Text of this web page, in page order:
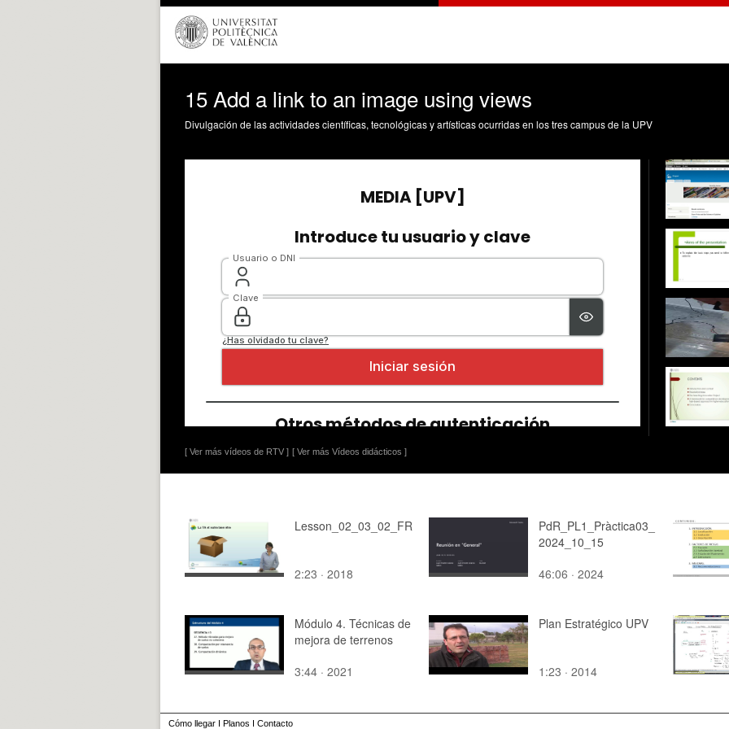
15 Add a link to an image using views
Divulgación de las actividades científicas, tecnológicas y artísticas ocurridas en los tres campus de la UPV
[ Ver más vídeos de RTV ] [ Ver más Vídeos didácticos ]
Lesson_02_03_02_FR
2:23 · 2018
PdR_PL1_Pràctica03_
2024_10_15
46:06 · 2024
Módulo 4. Técnicas de
mejora de terrenos
3:44 · 2021
Plan Estratégico UPV
1:23 · 2014
Cómo llegar I Planos I Contacto